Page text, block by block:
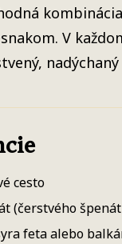
V
cesto
(čerstvého
feta alebo